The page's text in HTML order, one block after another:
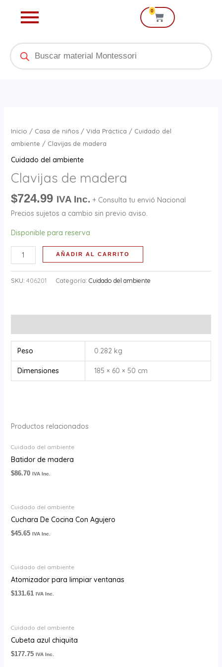
0
Cart
Products
search
Inicio / Casa de niños/ Vida Práctica / Cuidado del
ambiente / Clavijas de madera
Cuidado del ambiente
Clavijas de madera
$724.99 IVA Inc. + Consulta tu envió Nacional
Precios sujetos a cambio sin previo aviso.
Disponible para reserva
de
madera
AÑADIR AL CARRITO
SKU: 406201 Categoría: Cuidado del ambiente
Peso 0.282 kg
Dimensiones 185 × 60 × 50 cm
Productos relacionados
Cuidado del ambiente
Batidor de madera
$86.70 IVA Inc.
Cuidado del ambiente
Cuchara De Cocina Con Agujero
$45.65 IVA Inc.
Cuidado del ambiente
Atomizador para limpiar ventanas
$131.61 IVA Inc.
Cuidado del ambiente
Cubeta azul chiquita
$177.75 IVA Inc.